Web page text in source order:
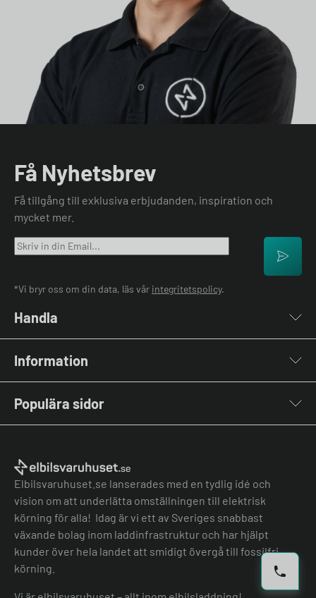
Få Nyhetsbrev
Få tillgång till exklusiva erbjudanden, inspiration och
mycket mer.
*Vi bryr oss om din data, läs vår integritetspolicy.
Handla
Laddkablar
Kabelhållare
Stolpar & Fästen
Portabla Laddare
Övriga tillbehör
Information
Kontakta oss
Vanliga frågor & svar
El-lexikon
Installation
Grön teknik bidrag
Lastbalansering
Köpvillkor
Köpvillkor batteri
Felanmälan
Hantera cookies
Populära sidor
Elbilsladdare företag
Laddbox bäst i test
Bilmärken
Jämför laddboxar
Jämför hembatterier
Elbilsvaruhuset.se lanserades med en tydlig idé och
vision om att underlätta omställningen till elektrisk
körning för alla! Idag är vi ett av Sveriges snabbast
växande bolag inom laddinfrastruktur och har hjälpt
kunder över hela landet att smidigt övergå till fossilfri
körning.